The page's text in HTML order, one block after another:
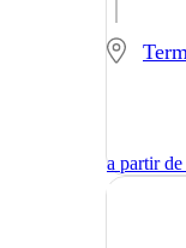
a partir de